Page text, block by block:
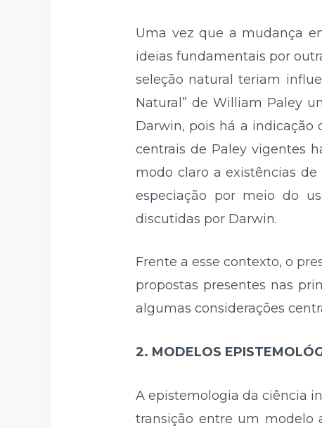
Uma vez que a mudança
ideias fundamentais por
seleção natural teriam
Natural” de William Paley
Darwin, pois há a
centrais de Paley vigentes
modo claro a existências
especiação por meio do
discutidas por Darwin.
Frente a esse contexto, o
propostas presentes nas
algumas considerações
2. MODELOS
A epistemologia da ciência
transição entre um modelo